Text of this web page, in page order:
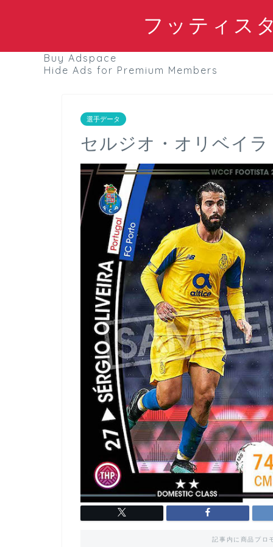
フッティス
Buy Adspace
Hide Ads for Premium Members
選手データ
セルジオ・オリベイ
記事内に商品プロ